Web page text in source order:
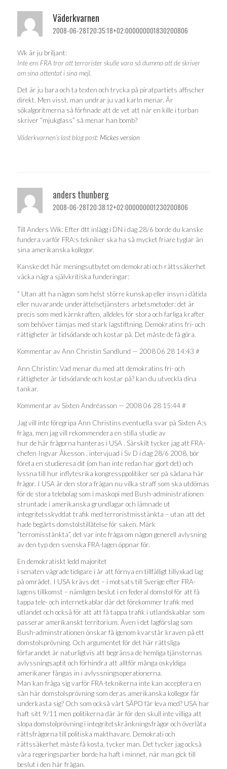
Väderkvarnen
2008-06-28T20:35:18+02:000000001830200806
Wk är ju briljant:
Inte ens FRA tror att terrorister skulle vara så dumma att de skriver
om sina attentat i sina mejl.
Det är ju bara och ta texten och trycka på piratpartiets affischer
direkt. Men visst, man undrar ju vad karln menar. Är
sökalgoritmerna så förfinade att de vet att när en kille i turban
skriver “mjukglass” så menar han bomb?
Väderkvarnen’s last blog post: Mickes version
anders thunberg
2008-06-28T20:38:12+02:000000001230200806
Till Anders Wik: Efter dtt inlägg i DN i dag 28/6 borde du kanske
fundera varför FRA:s tekniker ska ha så mycket friare tyglar än
sina amerikanska kollegor.
Kanske det här meningsutbytet om demokrati och rättssäkerhet
väcka några självkritiska funderingar:
” Utan att ha någon som helst större kunskap eller insyn i dåtida
eller nuvarande underättelsetjänsters arbetsmetoder: det är
precis som med kärnkraften, alldeles för stora och farliga krafter
som behöver tämjas med stark lagstiftning. Demokratins fri- och
rättigheter är tidsödande och kostar på. Det måste de få göra.
Kommentar av Ann Christin Sandlund — 2008 06 28 14:43 #
Ann Christin: Vad menar du med att demokratins fri- och
rättigheter är tidsödande och kostar på? kan du utveckla dina
tankar.
Kommentar av Sixten Andréasson — 2008 06 28 15:44 #
Jag vill inte föregripa Ann Christins eventuella svar på Sixten A:s
fråga, men jag vill rekommendera en stilla studie av
hur de här frågorna hanteras i USA . Särskilt tycker jag att FRA-
chefen Ingvar Åkesson , intervjuad i Sv D i dag 28/6 2008, bör
företa en studieresa dit (om han inte redan har gjort det) och
lyssna till hur inflytesrika kongressppolitiker ser på sådana här
frågor. I USA är den stora frågan nu vilka straff som ska utdömas
för de stora telebolag som i maskopi med Bush-administrationen
struntade i amerikanska grundlagar och lämnade ut
integritetsskyddat trafik med terroristmisstänkta – utan att det
hade begärts domstolstillåtelse för saken. Märk
”terromisstänkta”, det var inte fråga om någon generell avlysning
av den typ den svenska FRA-lagen öppnar för.
En demokratiskt ledd majoritet
i senaten vägrade tidigare i år att förnya en tillfälligt tillyxkad lag
på området. I USA krävs det – i motsats till Sverige efter FRA-
lagens tillkomst – nämligen beslut i en federal domstol för att få
tappa tele- och internetkablar där det förekommer trafik med
utlandet och också för att att få tappa trafik i utlandskablar som
passerar amerikanskt territorium. Även i det lagförslag som
Bush-adminstrationen önskar få igenom kvarstår kraven på ett
domstolsprövning. Och argumentet för det här rättsliga
förfarandet är naturligtvis att begränsa de hemliga tjänsternas
avlyssningsaptit och förhindra att alltför många oskyldiga
amerikaner fångas in i avlyssningsoperationerna.
Man kan fråga sig varför FRA-teknikerna inte kan acceptera en
sån här domstolsprövning som deras amerikanska kollegor får
underkasta sig? Och som också vårt SÄPO får leva med? USA har
haft sitt 9/11 men politikerna där är för den skull inte villiga att
slopa domstolprövning i integritetskränkningsfrågor och överlåta
rättsfrågorna till politiska makthavare. Demokrati och
rättssäkerhet måste få kosta, tycker man. Det tycker jag också
våra regeringspartier borde ha haft i minnet, när man gick till
beslut i den här frågan.